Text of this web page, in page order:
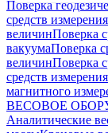
Поверка
средств измерения
величинПоверка
вакуумаПоверка
величинПоверка
средств
магнитного
ВЕСОВОЕ
Аналитические